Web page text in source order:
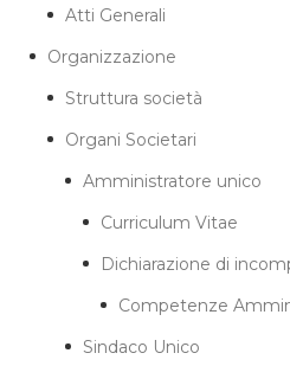
Atti Generali
Organizzazione
Struttura società
Organi Societari
Amministratore unico
Curriculum Vitae
Dichiarazione di
Competenze
Sindaco Unico